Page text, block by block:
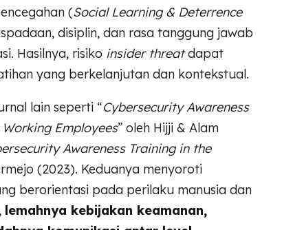
(Social Learning & Deterrence
disiplin, dan rasa tanggung jawab
Hasilnya, risiko insider threatdapat
yang berkelanjutan dan kontekstual.
lain seperti “Cybersecurity Awareness
Employees” oleh Hijji & Alam
Awareness Training in the
(2023). Keduanya menyoroti
berorientasi pada perilaku manusia dan
lemahnya kebijakan keamanan,